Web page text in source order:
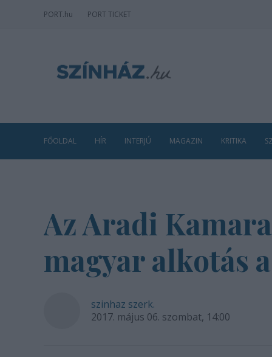
PORT.hu PORT TICKET
FŐOLDAL HÍR INTERJÚ MAGAZIN KRITIKA
Az Aradi
magyar alkotás
szinhaz szerk.
2017. május 06. szombat, 14:00